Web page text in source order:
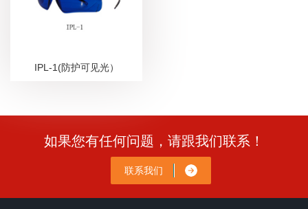
IPL-1(防护可见光）
如果您有任何问题，请跟我们联系！
联系我们